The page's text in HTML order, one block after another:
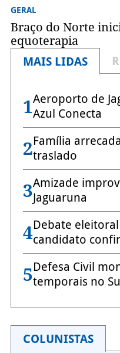
GERAL
Braço do Norte
equoterapia
MAIS LIDAS
1Aeroporto de
Azul Conecta
2Família
traslado
3Amizade
Jaguaruna
4Debate
candidato
5Defesa Civil
temporais no Sul
COLUNISTAS